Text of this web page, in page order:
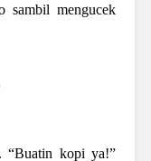
sambil mengucek
“Buatin kopi ya!”